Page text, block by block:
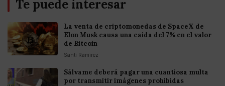
Te puede interesar
La venta de criptomonedas de SpaceX de
Elon Musk causa una caída del 7% en el valor
de Bitcoin
Santi Ramirez
Sálvame deberá pagar una cuantiosa multa
por transmitir imágenes prohibidas